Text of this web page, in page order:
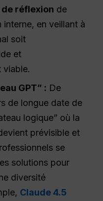
réflexion de
en veillant à
soit
et
viable.
GPT” : De
de longue date de
logique” où la
prévisible et
se
solutions pour
diversité
Claude 4.5